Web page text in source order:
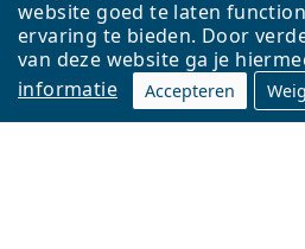
website goed te laten
ervaring te bieden. Door
van deze website ga je
informatie
Accepteren
Terug naar de
Lentiamo.nl is eigendom van en wordt
Tsjechië
Hier al 18